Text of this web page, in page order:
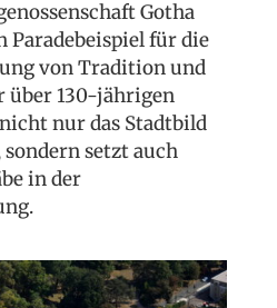
Gotha
Paradebeispiel für die
von Tradition und
über 130-jährigen
nur das Stadtbild
setzt auch
in der